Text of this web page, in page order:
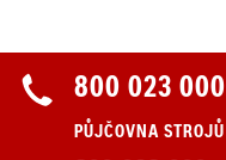
800 023 000
PŮJČOVNA STROJŮ